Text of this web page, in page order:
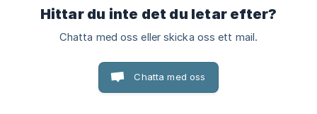
Hittar du inte det du letar efter?
Chatta med oss eller skicka oss ett mail.
Chatta med oss